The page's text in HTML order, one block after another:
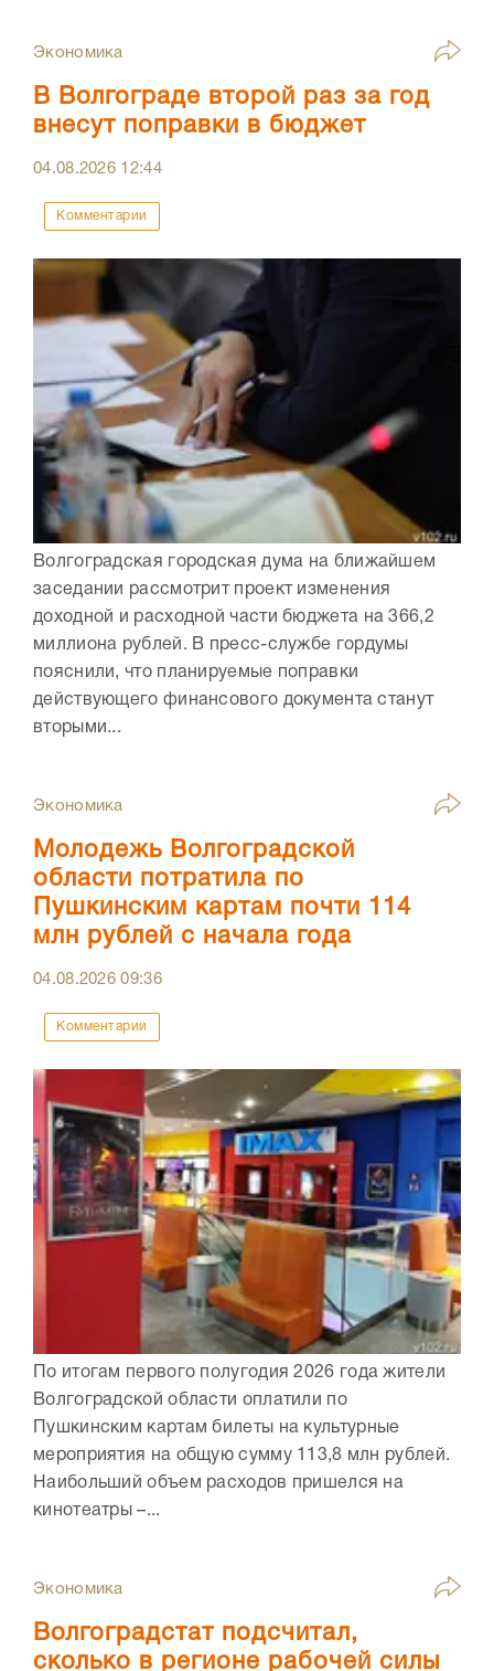
Экономика
В Волгограде второй раз за год
внесут поправки в бюджет
04.08.2026 12:44
Комментарии
Волгоградская городская дума на ближайшем
заседании рассмотрит проект изменения
доходной и расходной части бюджета на 366,2
миллиона рублей. В пресс-службе гордумы
пояснили, что планируемые поправки
действующего финансового документа станут
вторыми...
Экономика
Молодежь Волгоградской
области потратила по
Пушкинским картам почти 114
млн рублей с начала года
04.08.202609:36
Комментарии
По итогам первого полугодия 2026 года жители
Волгоградской области оплатили по
Пушкинским картам билеты на культурные
мероприятия на общую сумму 113,8 млн рублей.
Наибольший объем расходов пришелся на
кинотеатры –...
Экономика
Волгоградстат подсчитал,
сколько в регионе рабочей силы